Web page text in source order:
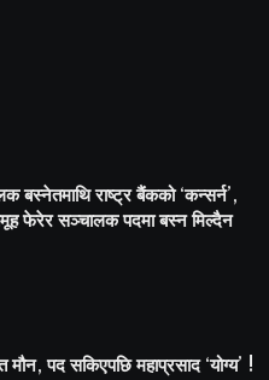
बस्नेतमाथि राष्ट्र बैंकको ‘कन्सर्न’,
फेरेर सञ्चालक पदमा बस्न मिल्दैन
मौन, पद सकिएपछि महाप्रसाद ‘योग्य’ !